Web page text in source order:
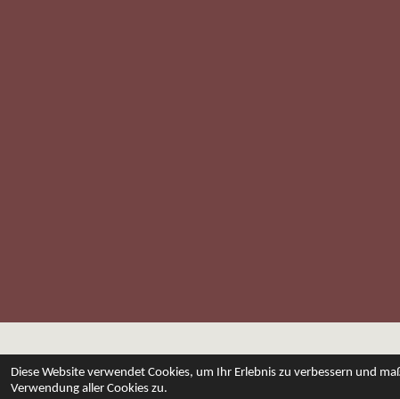
Diese Website verwendet Cookies, um Ihr Erlebnis zu verbessern und
Verwendung aller Cookies zu.
© 2026 E&F FAST CARS SHOP © 2017 E&F FAST CARS